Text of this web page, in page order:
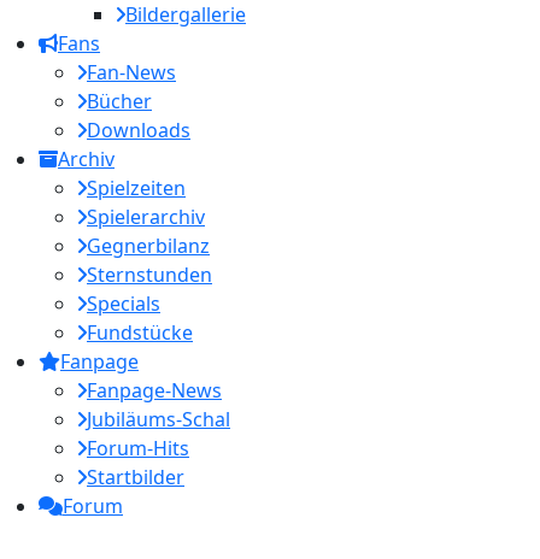
Bildergallerie
Fans
Fan-News
Bücher
Downloads
Archiv
Spielzeiten
Spielerarchiv
Gegnerbilanz
Sternstunden
Specials
Fundstücke
Fanpage
Fanpage-News
Jubiläums-Schal
Forum-Hits
Startbilder
Forum